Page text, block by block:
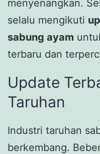
menyenangkan.
selalu mengikuti
sabung ayam
terbaru dan
Update
Taruhan
Industri taruhan
berkembang.